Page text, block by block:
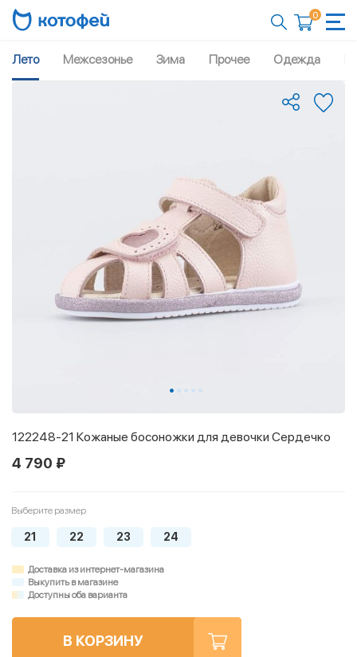
0
Лето Межсезонье Зима Прочее Одежда
122248-21 Кожаные босоножки для девочки Сердечко
4 790 ₽
Выберите размер
21 22 23 24
Доставка из интернет-магазина
Выкупить в магазине
Доступны оба варианта
В КОРЗИНУ